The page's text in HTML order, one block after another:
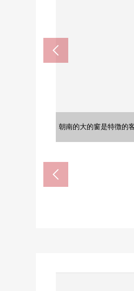
朝南的大的窗是特徴的
紅磚風格
面向朝南的陽台的客廳
自然光在從
木紋風格面板印
木紋風格的收納充實的
有朝南和面朝東的
朝南西的客廳·餐廳。
是來
朝南
是灰色的重音Cross
入口是磚
是紅褐色的用瓦蓋外觀